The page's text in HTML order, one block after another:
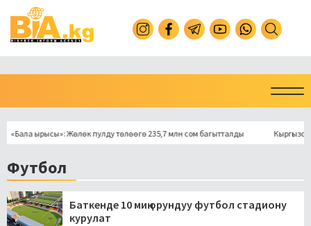
ырысы»: Жөлөк пулду төлөөгө 235,7 млн сом багытталды Кыргызстан 6
Футбол
Баткенде 10 миң орундуу футбол стадиону
курулат